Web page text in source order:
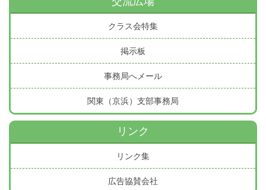
クラス会特集
掲示板
事務局へメール
関東（京浜）支部事務局
リンク
リンク集
広告協賛会社